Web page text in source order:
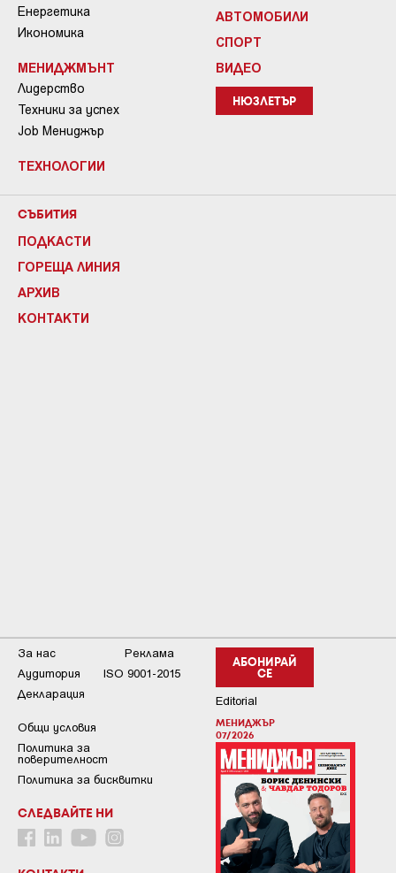
Енергетика
Икономика
МЕНИДЖМЪНТ
Лидерство
Техники за успех
Job Мениджър
ТЕХНОЛОГИИ
АВТОМОБИЛИ
СПОРТ
ВИДЕО
НЮЗЛЕТЪР
СЪБИТИЯ
ПОДКАСТИ
ГОРЕЩА ЛИНИЯ
АРХИВ
КОНТАКТИ
АБОНИРАЙ
СЕ
Editorial
МЕНИДЖЪР
07/2026
За нас
Реклама
Аудитория
ISO 9001-2015
Декларация
Общи условия
Пoлитикa зa
пoвepитeлнocт
Политика за бисквитки
СЛЕДВАЙТЕ НИ